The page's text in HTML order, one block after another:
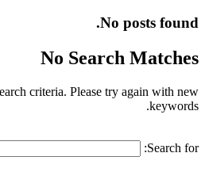
No posts found.
No Search Matches
criteria. Please try again with new
keywords.
Search for: